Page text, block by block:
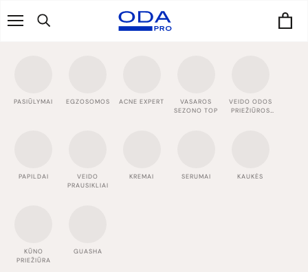
PASIŪLYMAI EGZOSOMOS ACNE EXPERT
VASAROS
SEZONO TOP
VEIDO ODOS
PRIEŽIŪROS
PAPILDAI
VEIDO
PRAUSIKLIAI
KREMAI SERUMAI KAUKĖS
KŪNO
PRIEŽIŪRA
GUASHA